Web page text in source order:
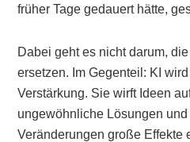
früher Tage gedauert hätte,
Dabei geht es nicht darum,
ersetzen. Im Gegenteil: KI
Verstärkung. Sie wirft Ideen
ungewöhnliche Lösungen
Veränderungen große Effekte